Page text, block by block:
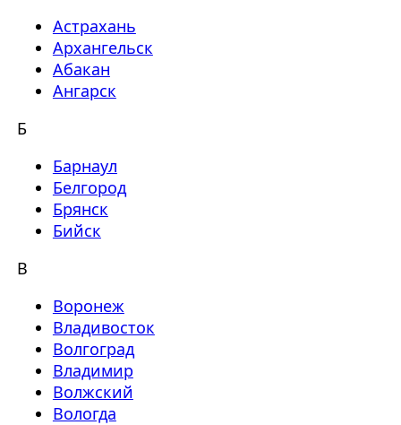
Астрахань
Архангельск
Абакан
Ангарск
Б
Барнаул
Белгород
Брянск
Бийск
В
Воронеж
Владивосток
Волгоград
Владимир
Волжский
Вологда